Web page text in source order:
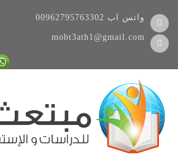
00962795763302 واتس اب
mobt3ath1@gmail.com